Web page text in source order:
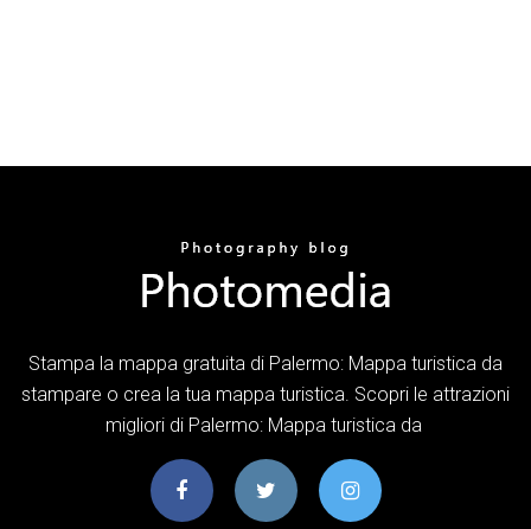
Stampa la mappa gratuita di Palermo: Mappa turistica da
stampare o crea la tua mappa turistica. Scopri le attrazioni
migliori di Palermo: Mappa turistica da